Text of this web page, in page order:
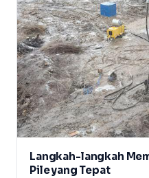
Langkah-langkah
Pile yang Tepat